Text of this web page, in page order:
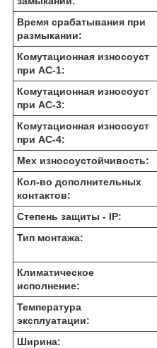
Время срабатывания при
размыкании:
Комутационная износоуст
при АС-1:
Комутационная износоуст
при АС-3:
Комутационная износоуст
при АС-4:
Мех износоустойчивость:
Кол-во дополнительных
контактов:
Степень защиты - IP:
Тип монтажа:
Климатическое
исполнение:
Температура
эксплуатации:
Ширина: